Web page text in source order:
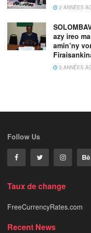
2 ANNÉES
azy ireo
amin’ny
2 ANNÉES
Follow Us
Taux de change
FreeCurrencyRates.com
Recent News